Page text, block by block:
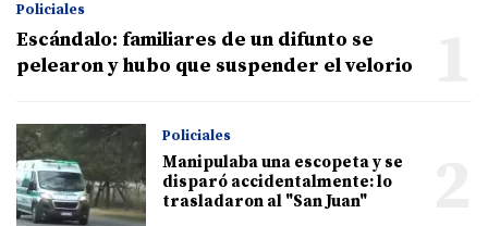
Policiales
Escándalo: familiares de un difunto se
pelearon y hubo que suspender el velorio
Policiales
Manipulaba una escopeta y se
disparó accidentalmente: lo
trasladaron al "San Juan"